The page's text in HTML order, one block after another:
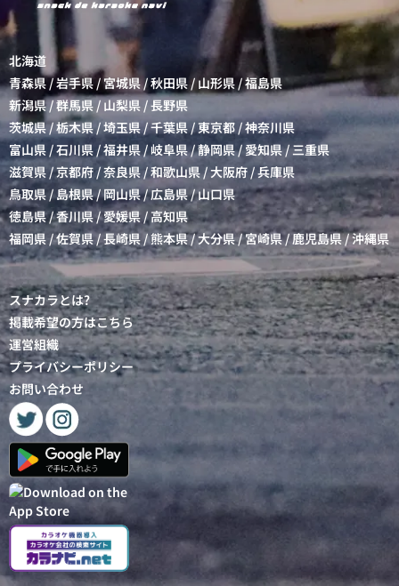
北海道
青森県/岩手県/宮城県/秋田県 / 山形県/福島県
新潟県/群馬県 / 山梨県 /長野県
茨城県 /栃木県/埼玉県/千葉県/東京都 /神奈川県
富山県 /石川県 /福井県/岐阜県/静岡県/愛知県/三重県
滋賀県/京都府/奈良県 /和歌山県/大阪府 /兵庫県
鳥取県 / 島根県/岡山県/広島県/山口県
徳島県/香川県/愛媛県 /高知県
福岡県 /佐賀県 /長崎県/熊本県/大分県/宮崎県/鹿児島県/沖縄県
スナカラとは?
掲載希望の方はこちら
運営組織
プライバシーポリシー
お問い合わせ